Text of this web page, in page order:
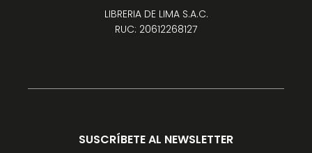
LIBRERIA DE LIMA S.A.C.
RUC: 20612268127
SUSCRÍBETE AL NEWSLETTER